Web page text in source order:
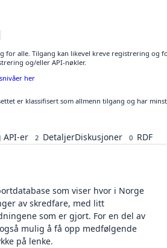
for alle. Tilgang kan likevel kreve registrering og
og/eller API-nøkler.
her
er klassifisert som allmenn tilgang og har
API-er 2 DetaljerDiskusjoner 0 RDF
som viser hvor i Norge
av skredfare, med litt
som er gjort. For en del av
mulig å få opp medfølgende
på lenke.